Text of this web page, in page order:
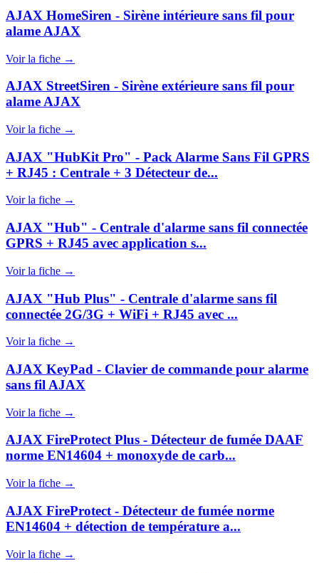
AJAX HomeSiren - Sirène intérieure sans fil pour
alame AJAX
Voir la fiche →
AJAX StreetSiren - Sirène extérieure sans fil pour
alame AJAX
Voir la fiche →
AJAX "HubKit Pro" - Pack Alarme Sans Fil GPRS
+ RJ45 : Centrale + 3 Détecteur de...
Voir la fiche →
AJAX "Hub" - Centrale d'alarme sans fil connectée
GPRS + RJ45 avec application s...
Voir la fiche →
AJAX "Hub Plus" - Centrale d'alarme sans fil
connectée 2G/3G + WiFi + RJ45 avec ...
Voir la fiche →
AJAX KeyPad - Clavier de commande pour alarme
sans fil AJAX
Voir la fiche →
AJAX FireProtect Plus - Détecteur de fumée DAAF
norme EN14604 + monoxyde de carb...
Voir la fiche →
AJAX FireProtect - Détecteur de fumée norme
EN14604 + détection de température a...
Voir la fiche →